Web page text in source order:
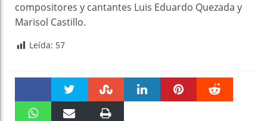
compositores y cantantes Luis Eduardo Quezada y
Marisol Castillo.
Leída: 57
Faceboo Twitter Stumble